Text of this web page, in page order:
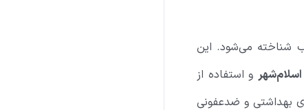
شناخته می‌شود. این
و استفاده از
بهداشتی و ضدعفونی